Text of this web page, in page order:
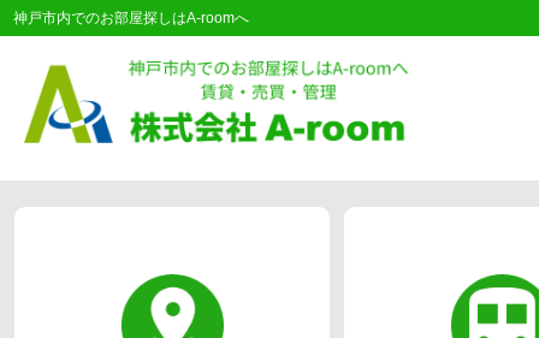
神戸市内でのお部屋探しはA-roomへ